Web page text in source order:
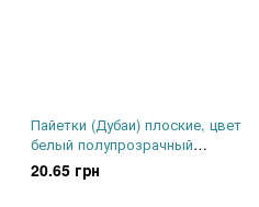
Пайетки (Дубаи) плоские, цвет
белый полупрозрачный
(2014С), 6 мм, 5 г
20.65 грн